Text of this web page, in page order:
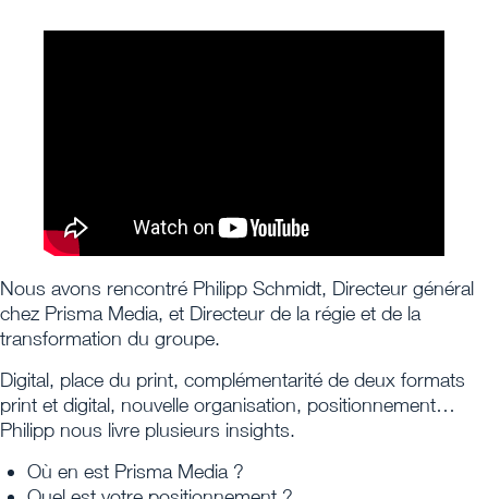
Nous avons rencontré Philipp Schmidt, Directeur général
chez Prisma Media, et Directeur de la régie et de la
transformation du groupe.
Digital, place du print, complémentarité de deux formats
print et digital, nouvelle organisation, positionnement…
Philipp nous livre plusieurs insights.
Où en est Prisma Media ?